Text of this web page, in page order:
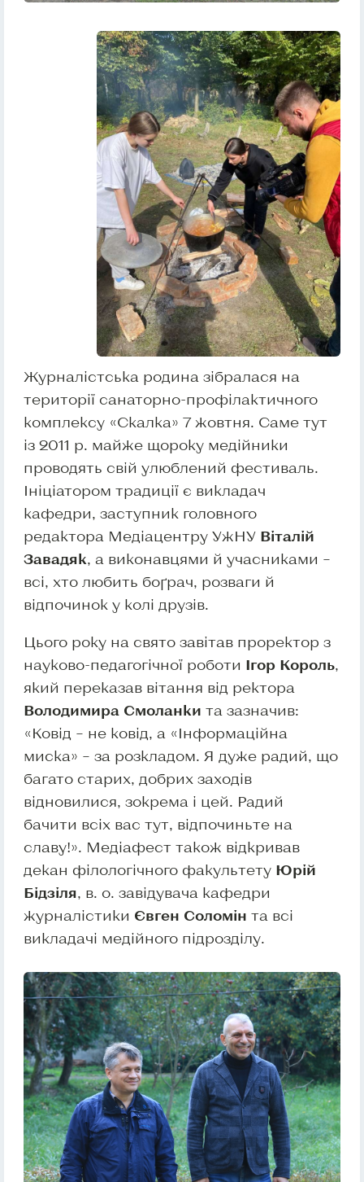
Журналістська родина зібралася на
території санаторно-профілактичного
комплексу «Скалка» 7 жовтня. Саме тут
із 2011 р. майже щороку медійники
проводять свій улюблений фестиваль.
Ініціатором традиції є викладач
кафедри, заступник головного
редактора Медіацентру УжНУ Віталій
Завадяк, а виконавцями й учасниками –
всі, хто любить боґрач, розваги й
відпочинок у колі друзів.
Цього року на свято завітав проректор з
науково-педагогічної роботи Ігор Король,
який переказав вітання від ректора
Володимира Смоланки та зазначив:
«Ковід – не ковід, а «Інформаційна
миска» – за розкладом. Я дуже радий, що
багато старих, добрих заходів
відновилися, зокрема і цей. Радий
бачити всіх вас тут, відпочиньте на
славу!». Медіафест також відкривав
декан філологічного факультету Юрій
Бідзіля, в. о. завідувача кафедри
журналістики Євген Соломін та всі
викладачі медійного підрозділу.